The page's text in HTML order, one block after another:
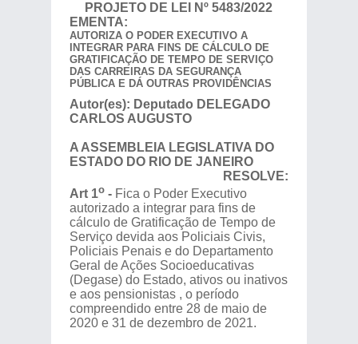
PROJETO DE LEI Nº5483/2022
EMENTA:
AUTORIZA O PODER EXECUTIVO A
INTEGRAR PARA FINS DE CÁLCULO DE
GRATIFICAÇÃO DE TEMPO DE SERVIÇO
DAS CARREIRAS DA SEGURANÇA
PÚBLICA E DÁ OUTRAS PROVIDÊNCIAS
Autor(es): Deputado DELEGADO
CARLOS AUGUSTO
A ASSEMBLEIA LEGISLATIVA DO
ESTADO DO RIO DE JANEIRO
RESOLVE:
Art 1o-Fica o Poder Executivo
autorizado a integrar para fins de
cálculo de Gratificação de Tempo de
Serviço devida aos Policiais Civis,
Policiais Penais e do Departamento
Geral de Ações Socioeducativas
(Degase) do Estado, ativos ou inativos
e aos pensionistas , o período
compreendido entre 28 de maio de
2020 e 31 de dezembro de 2021.